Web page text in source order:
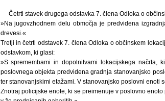
Četrti stavek drugega odstavka 7. člena Odloka o
»Na jugovzhodnem delu območja je predvidena
drevesi.«
Tretji in četrti odstavek 7. člena Odloka o občinskem
odstavkom, ki glasi:
»S spremembami in dopolnitvami lokacijskega načrta,
poslovnega objekta predvidena gradnja stanovanjsko
ter stanovanjskimi etažami. V stanovanjsko poslovni enoti
Znotraj policijske enote, ki se preimenuje v poslovno